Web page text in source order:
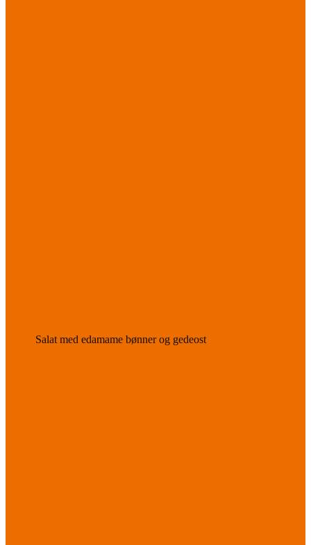
Salat med edamame bønner og gedeost